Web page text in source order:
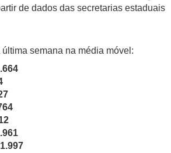
de dados das secretarias estaduais
semana na média móvel:
1.997